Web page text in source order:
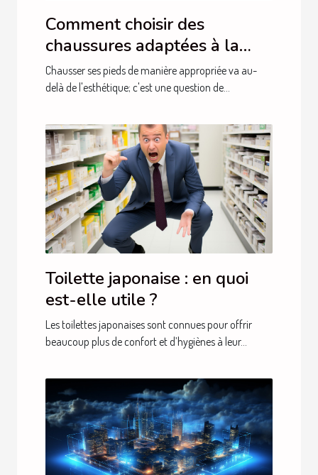
Comment choisir des
chaussures adaptées à la
santé de vos pieds
Chausser ses pieds de manière appropriée va au-
delà de l'esthétique; c'est une question de...
Toilette japonaise : en quoi
est-elle utile ?
Les toilettes japonaises sont connues pour offrir
beaucoup plus de confort et d’hygiènes à leur...